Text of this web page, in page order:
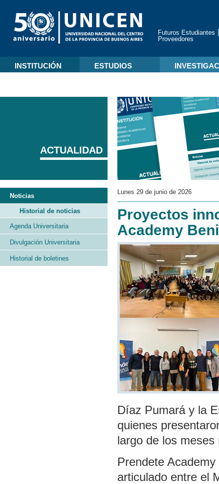
Futuros Estudiantes
Proveedores
INSTITUCIÓN ESTUDIOS
Lunes 29 de junio de 2026
Proyectos
Academy
Díaz Pumará y la
quienes
largo de los meses
Prendete
articulado entre el
ACTUALIDAD
Noticias
Historial de noticias
Agenda Universitaria
Divulgación Universitaria
Historial de boletines